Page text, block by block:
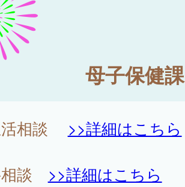
母子保健課
相談 >>詳細はこちら
談 >>詳細はこちら